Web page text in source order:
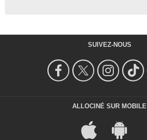
SUIVEZ-NOUS
ALLOCINÉ SUR MOBILE